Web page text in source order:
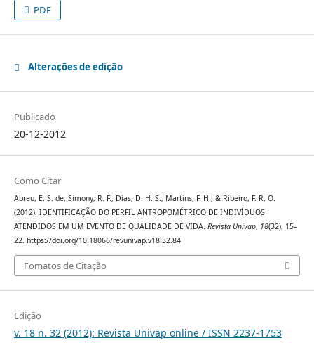
PDF
Alterações de edição
Publicado
20-12-2012
Como Citar
Abreu, E. S. de, Simony, R. F., Dias, D. H. S., Martins, F. H., & Ribeiro, F. R. O.
(2012). IDENTIFICAÇÃO DO PERFIL ANTROPOMÉTRICO DE INDIVÍDUOS
ATENDIDOS EM UM EVENTO DE QUALIDADE DE VIDA. Revista Univap, 18(32), 15–
22. https://doi.org/10.18066/revunivap.v18i32.84
Fomatos de Citação
Edição
v. 18 n. 32 (2012): Revista Univap online / ISSN 2237-1753